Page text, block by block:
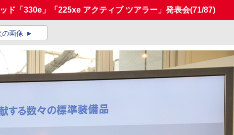
ド「330e」「225xe アクティブ ツアラー」発表会(71/87)
の画像